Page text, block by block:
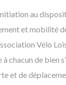
au
et mobilité
Vélo
chacun de bien
et de